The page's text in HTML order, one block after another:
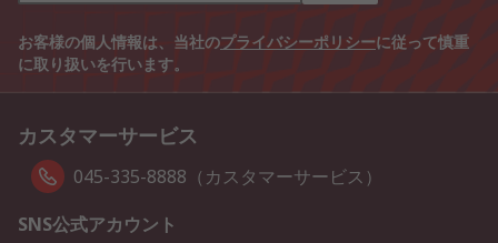
お客様の個人情報は、当社のプライバシーポリシーに従って慎重
に取り扱いを行います。
カスタマーサービス
045-335-8888（カスタマーサービス）
SNS公式アカウント